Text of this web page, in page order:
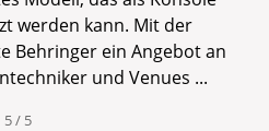
werden kann. Mit der
Behringer ein Angebot an
und Venues ...
5 / 5